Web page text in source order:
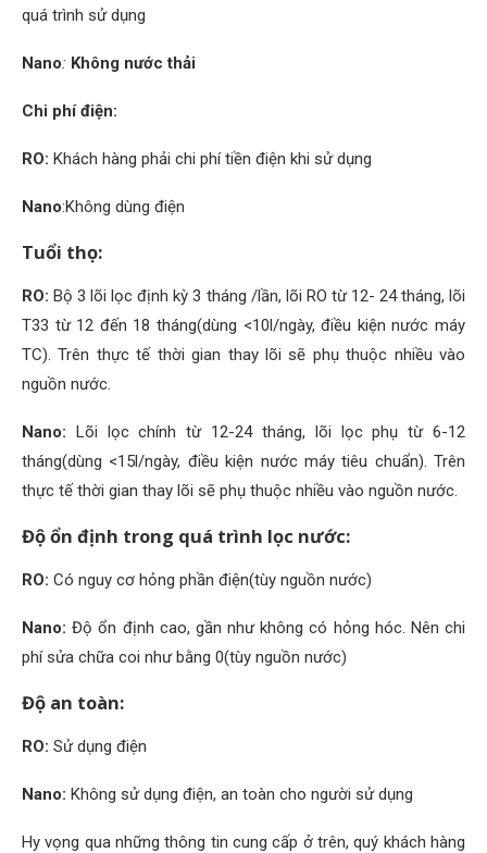
quá trình sử dụng
Nano: Không nước thải
Chi phí điện:
RO: Khách hàng phải chi phí tiền điện khi sử dụng
Nano:Không dùng điện
Tuổi thọ:
RO: Bộ 3 lõi lọc định kỳ 3 tháng /lần, lõi RO từ 12- 24 tháng, lõi
T33 từ 12 đến 18 tháng(dùng <10l/ngày, điều kiện nước máy
TC). Trên thực tế thời gian thay lõi sẽ phụ thuộc nhiều vào
nguồn nước.
Nano: Lõi lọc chính từ 12-24 tháng, lõi lọc phụ từ 6-12
tháng(dùng <15l/ngày, điều kiện nước máy tiêu chuẩn). Trên
thực tế thời gian thay lõi sẽ phụ thuộc nhiều vào nguồn nước.
Độ ổn định trong quá trình lọc nước:
RO: Có nguy cơ hỏng phần điện(tùy nguồn nước)
Nano:Độ ổn định cao, gần như không có hỏng hóc. Nên chi
phí sửa chữa coi như bằng 0(tùy nguồn nước)
Độ an toàn:
RO: Sử dụng điện
Nano: Không sử dụng điện, an toàn cho người sử dụng
Hy vọng qua những thông tin cung cấp ở trên, quý khách hàng